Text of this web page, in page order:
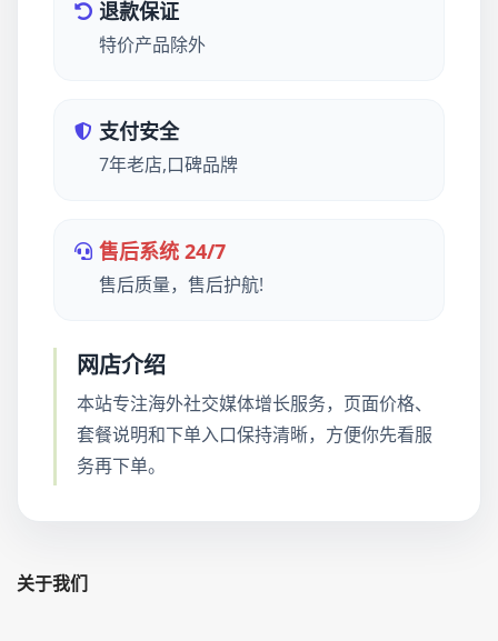
退款保证
特价产品除外
支付安全
7年老店,口碑品牌
售后系统 24/7
售后质量，售后护航!
网店介绍
本站专注海外社交媒体增长服务，页面价格、
套餐说明和下单入口保持清晰，方便你先看服
务再下单。
关于我们